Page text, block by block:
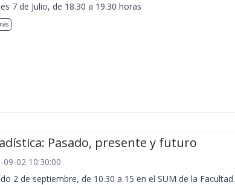
7 de Julio, de 18.30 a 19.30 horas
Pasado, presente y futuro
09-02 10:30:00
2 de septiembre, de 10.30 a 15 en el SUM de la Facultad.